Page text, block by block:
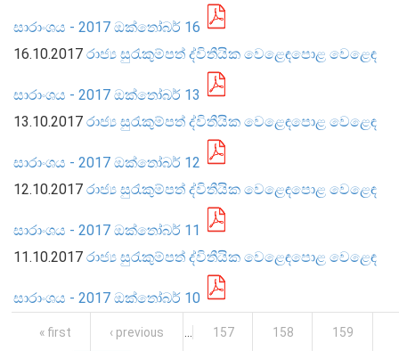
මුදල් ප්‍රතිපත්තිය
මූල්‍ය පද්ධති ස්ථායිතාව
මූල්‍ය පද්ධති ස්ථායිතාව - සමස්ත විග්‍රහය
ප්‍රධාන කාර්යයන්
බැංකු අංශය
බැංකු නො වන මූල්‍ය හා කල්බදු අංශය
සාරාංශය - 2017 ඔක්තෝබර් 16
16.10.2017 රාජ්‍ය සුරැකුම්පත් ද්විතීයික වෙළෙඳපොළ වෙළෙඳ
සාරාංශය - 2017 ඔක්තෝබර් 13
13.10.2017 රාජ්‍ය සුරැකුම්පත් ද්විතීයික වෙළෙඳපොළ වෙළෙඳ
සාරාංශය - 2017 ඔක්තෝබර් 12
12.10.2017 රාජ්‍ය සුරැකුම්පත් ද්විතීයික වෙළෙඳපොළ වෙළෙඳ
සාරාංශය - 2017 ඔක්තෝබර් 11
11.10.2017 රාජ්‍ය සුරැකුම්පත් ද්විතීයික වෙළෙඳපොළ වෙළෙඳ
සාරාංශය - 2017 ඔක්තෝබර් 10
Pages
« first ‹ previous 157 158 159